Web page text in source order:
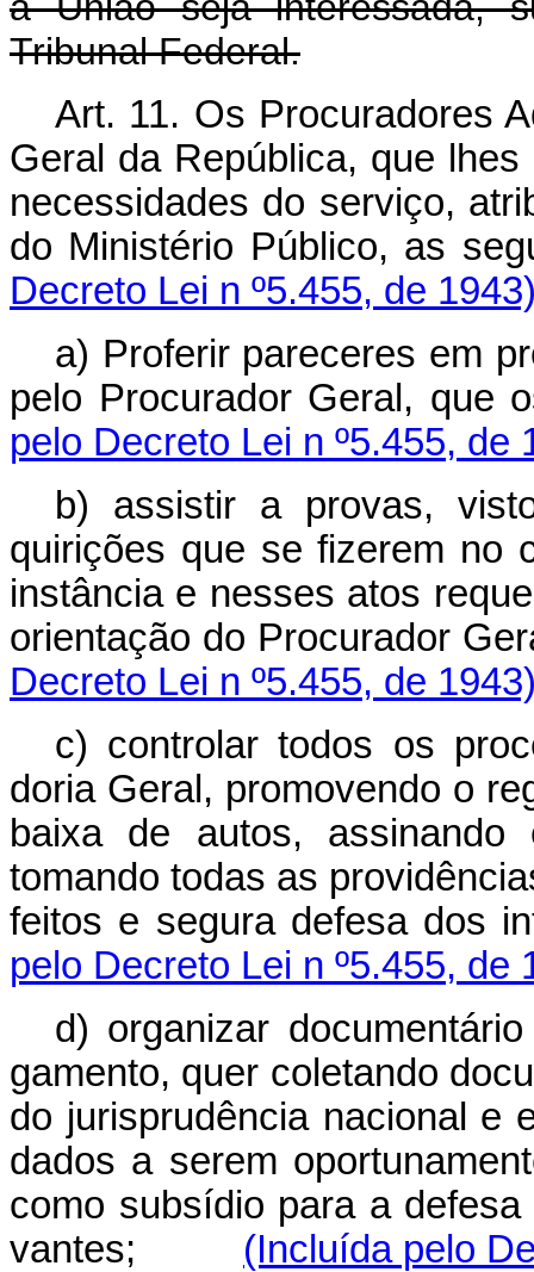
Tribunal Federal.
Art. 11. Os Procuradores
Geral da República, que
necessidades do serviço,
do Ministério Público,
Decreto Lei n º5.455, de
a) Proferir pareceres em
pelo Procurador Geral,
pelo Decreto Lei n º5.455, de
b) assistir a provas,
quirições que se fizerem no
ins­tância e nesses atos
orien­tação do
Decreto Lei n º5.455, de
c) controlar todos os
doria Geral, promovendo o
baixa de autos,
tomando todas as
feitos e segura defesa
pelo Decreto Lei n º5.455, de
d) organizar
gamento, quer coletando
do jurisprudência nacional e
dados a serem
como subsídio para a
vantes; (Incluída pelo